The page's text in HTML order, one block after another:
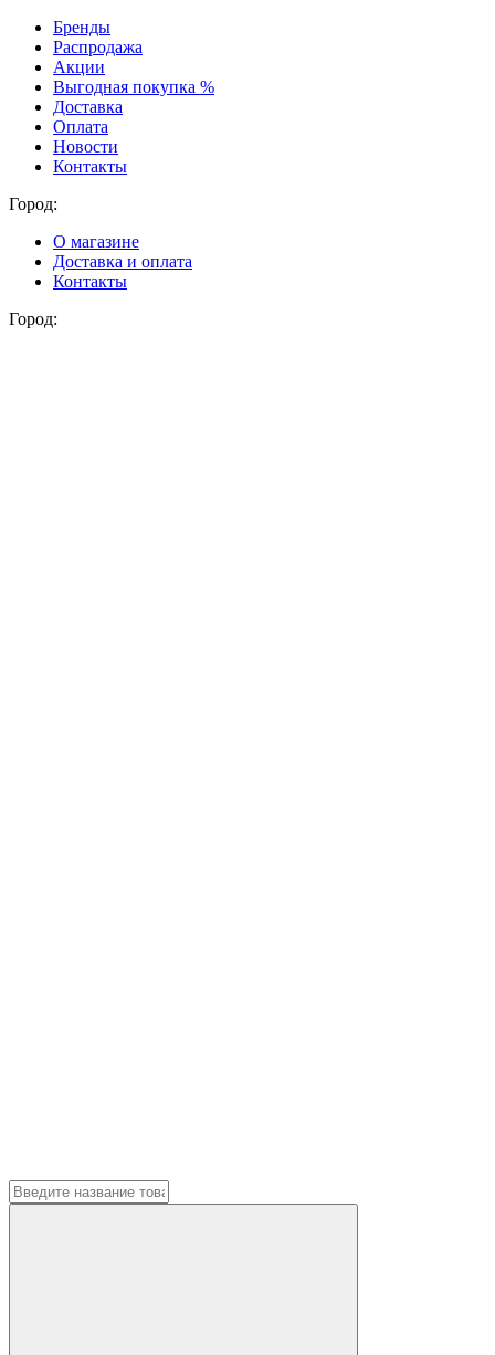
Бренды
Распродажа
Акции
Выгодная покупка %
Доставка
Оплата
Новости
Контакты
Город:
О магазине
Доставка и оплата
Контакты
Город: